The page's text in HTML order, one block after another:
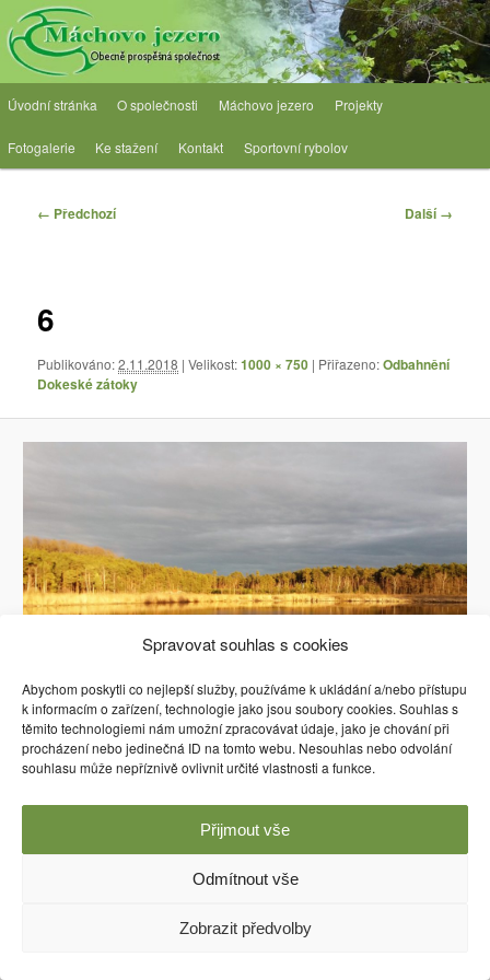
Spravovat souhlas s cookies
Abychom poskytli co nejlepší služby, používáme k ukládání a/nebo přístupu
k informacím o zařízení, technologie jako jsou soubory cookies. Souhlas s
těmito technologiemi nám umožní zpracovávat údaje, jako je chování při
procházení nebo jedinečná ID na tomto webu. Nesouhlas nebo odvolání
souhlasu může nepříznivě ovlivnit určité vlastnosti a funkce.
Přijmout vše
Odmítnout vše
Zobrazit předvolby
Přejít
k
hlavnímu
obsahu
webu OPS Máchovo jezero
Obecně prospěšná společnost
Hlavní
menu
Úvodní stránka O společnosti Máchovo jezero Projekty
Fotogalerie Ke stažení Kontakt Sportovní rybolov
Navigace
← Předchozí Další →
6
Publikováno:2.11.2018 | Velikost:1000 × 750 | Přiřazeno:Odbahnění
Dokeské zátoky